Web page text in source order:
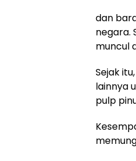
dan
negara.
muncul
Sejak
lainnya
pulp